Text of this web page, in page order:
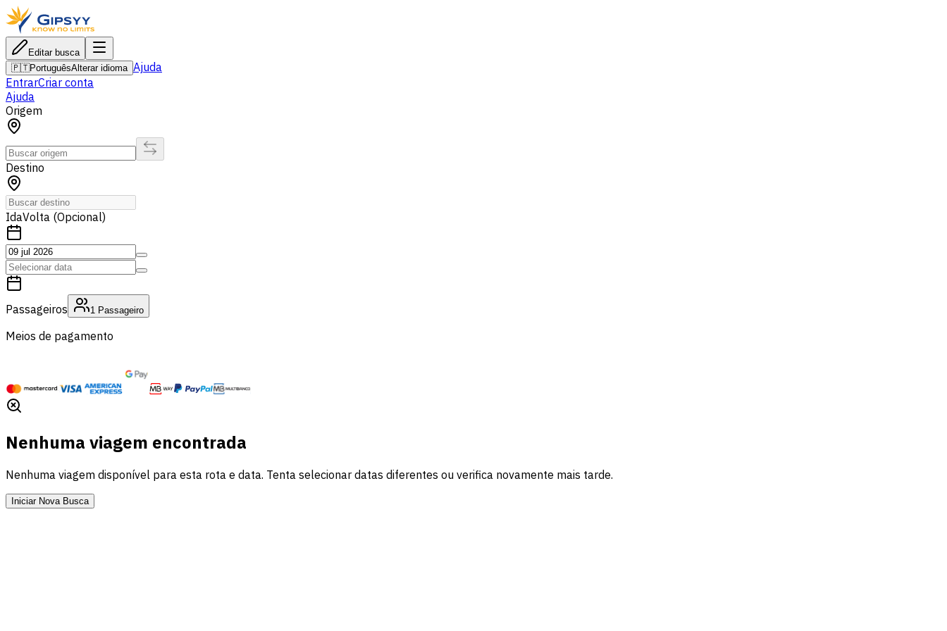
Editar busca
🇵🇹PortuguêsAlterar idioma Ajuda
EntrarCriar conta
Ajuda
Origem
Destino
IdaVolta (Opcional)
Passageiros 1 Passageiro
Meios de pagamento
Nenhuma viagem encontrada
Nenhuma viagem disponível para esta rota e data. Tenta selecionar datas diferentes ou verifica novamente mais tarde.
Iniciar Nova Busca